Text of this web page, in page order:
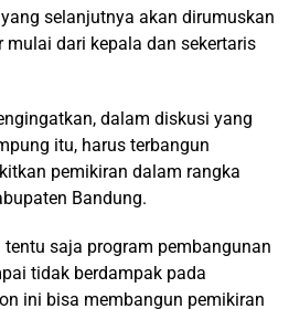
selanjutnya akan dirumuskan
dari kepala dan sekertaris
dalam diskusi yang
itu, harus terbangun
pemikiran dalam rangka
Bandung.
saja program pembangunan
tidak berdampak pada
ini bisa membangun pemikiran